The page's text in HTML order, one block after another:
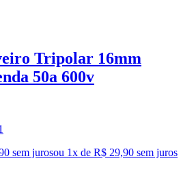
Tripolar 16mm
50a 600v
sem jurosou 1x de R$ 29,90 sem juros